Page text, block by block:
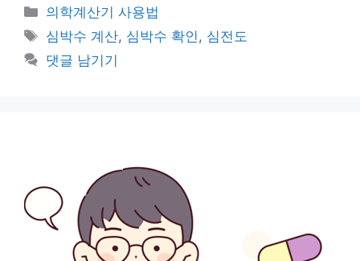
카
테
리
의학계산기 사용법
태
그
심박수 계산, 심박수 확인, 심전도
댓글 남기기